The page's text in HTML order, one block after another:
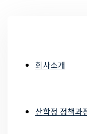
회사소개
산학정 정책과